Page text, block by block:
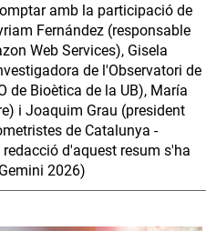
amb la participació de
Fernández (responsable
Web Services), Gisela
de l'Observatori de
de Bioètica de la UB), María
i Joaquim Grau (president
de Catalunya -
redacció d'aquest resum s'ha
2026)